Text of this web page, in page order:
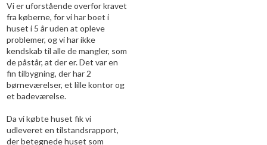
Vi er uforstående overfor kravet
fra køberne, for vi har boet i
huset i 5 år uden at opleve
problemer, og vi har ikke
kendskab til alle de mangler, som
de påstår, at der er. Det var en
fin tilbygning, der har 2
børneværelser, et lille kontor og
et badeværelse.
Da vi købte huset fik vi
udleveret en tilstandsrapport,
der betegnede huset som